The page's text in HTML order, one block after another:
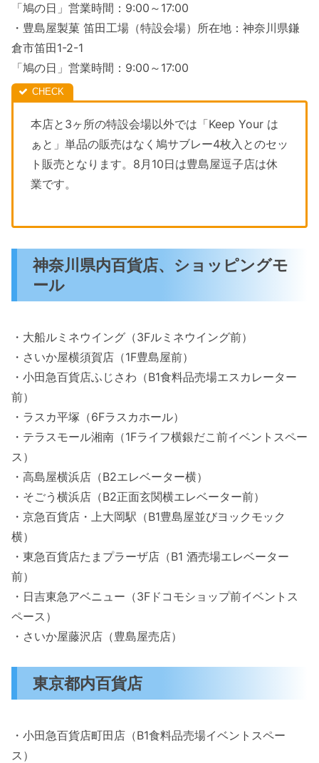
「鳩の日」営業時間：9:00～17:00
・豊島屋製菓 笛田工場（特設会場）所在地：神奈川県鎌
倉市笛田1-2-1
「鳩の日」営業時間：9:00～17:00
本店と3ヶ所の特設会場以外では「Keep Your は
ぁと」単品の販売はなく鳩サブレー4枚入とのセッ
ト販売となります。8月10日は豊島屋逗子店は休
業です。
神奈川県内百貨店、ショッピングモ
ール
・大船ルミネウイング（3Fルミネウイング前）
・さいか屋横須賀店（1F豊島屋前）
・小田急百貨店ふじさわ（B1食料品売場エスカレーター
前）
・ラスカ平塚（6Fラスカホール）
・テラスモール湘南（1Fライフ横銀だこ前イベントスペー
ス）
・高島屋横浜店（B2エレベーター横）
・そごう横浜店（B2正面玄関横エレベーター前）
・京急百貨店・上大岡駅（B1豊島屋並びヨックモック
横）
・東急百貨店たまプラーザ店（B1 酒売場エレベーター
前）
・日吉東急アベニュー（3Fドコモショップ前イベントス
ペース）
・さいか屋藤沢店（豊島屋売店）
東京都内百貨店
・小田急百貨店町田店（B1食料品売場イベントスペー
ス）